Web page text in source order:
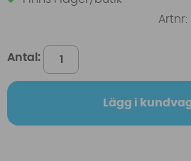
Artnr:
Antal:
Lägg i